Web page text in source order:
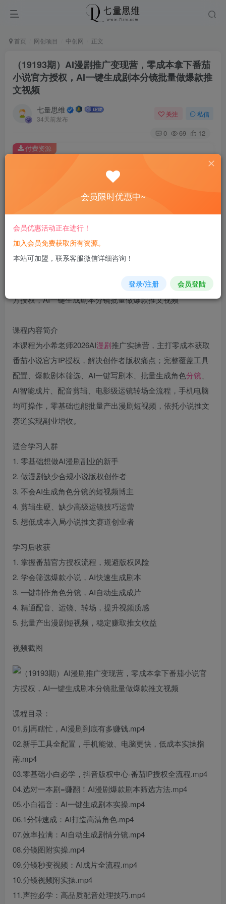
首页 网创项目 中创网 正文
（19193期）AI漫剧推广变现营，零成本拿下番茄
小说官方授权，AI一键生成剧本分镜批量做爆款推
文视频
七量思维
34天前发布
关注 私信
0 69 12
此内容为付费资源，请付费后查看
￥8.8
黄金会员免费 钻石会员免费
您当前未登录！建议登陆后购买，可保存购买订单
付费资源
课程内容简介
本课程为小希老师2026AI漫剧推广实操营，主打零成本获取
番茄小说官方IP授权，解决创作者版权痛点；完整覆盖工具
配置、爆款剧本筛选、AI一键写剧本、批量生成角色分镜
AI智能成片、配音剪辑、电影级运镜转场全流程，手机电脑
均可操作，零基础也能批量产出漫剧短视频，依托小说推文
赛道实现副业增收。
适合学习人群
1. 零基础想做AI漫剧副业的新手
2. 做漫剧缺少合规小说版权创作者
3. 不会AI生成角色分镜的短视频博主
4. 剪辑生硬、缺少高级运镜技巧运营
5. 想低成本入局小说推文赛道创业者
学习后收获
1. 掌握番茄官方授权流程，规避版权风险
2. 学会筛选爆款小说，AI快速生成剧本
3. 一键制作角色分镜，AI自动生成成片
4. 精通配音、运镜、转场，提升视频质感
5. 批量产出漫剧短视频，稳定赚取推文收益
视频截图
课程目录：
01.别再瞎忙，AI漫剧到底有多赚钱.mp4
02.新手工具全配置，手机能做、电脑更快，低成本实操指
南.mp4
03.零基础小白必学，抖音版权中心·番茄IP授权全流程.mp4
04.选对一本剧=赚翻！AI漫剧爆款剧本筛选方法.mp4
05.小白福音：AI一键生成剧本实操.mp4
06.1分钟速成：AI打造高清角色.mp4
07.效率拉满：AI自动生成剧情分镜.mp4
08.分镜图附实操.mp4
09.分镜秒变视频：AI成片全流程.mp4
10.分镜视频附实操.mp4
11.声控必学：高品质配音处理技巧.mp4
会员限时优惠中~
会员优惠活动正在进行！
加入会员免费获取所有资源。
本站可加盟，联系客服微信详细咨询！
登录/注册 会员登陆